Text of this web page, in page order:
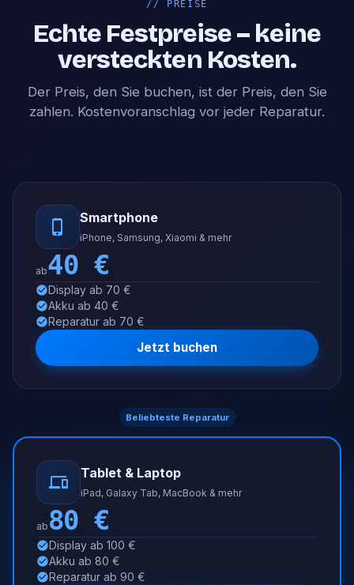
// PREISE
Echte Festpreise – keine
versteckten Kosten.
Der Preis, den Sie buchen, ist der Preis, den Sie
zahlen. Kostenvoranschlag vor jeder Reparatur.
Smartphone
iPhone, Samsung, Xiaomi & mehr
ab40 €
Display ab 70 €
Akku ab 40 €
Reparatur ab 70 €
Jetzt buchen
Beliebteste Reparatur
Tablet & Laptop
iPad, Galaxy Tab, MacBook & mehr
ab 80 €
Display ab 100 €
Akku ab 80 €
Reparatur ab 90 €